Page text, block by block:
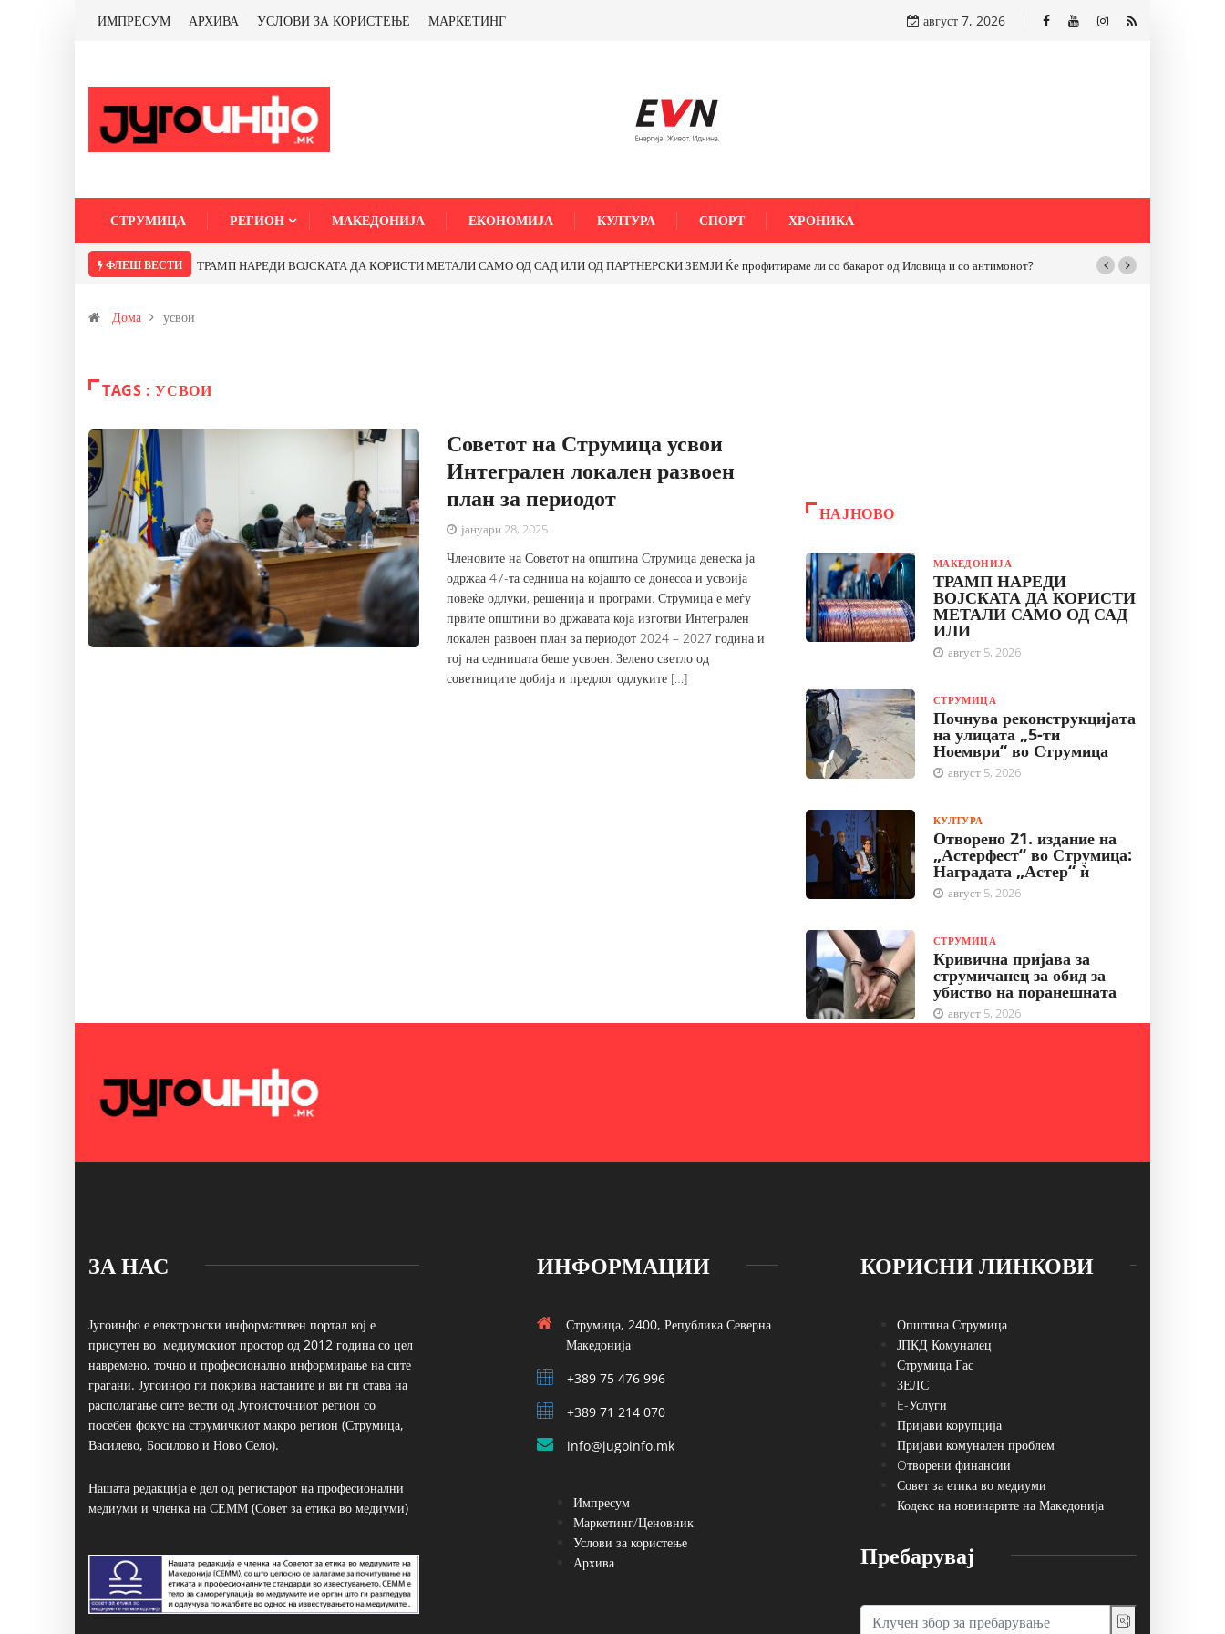
ИМПРЕСУМ АРХИВА УСЛОВИ ЗА КОРИСТЕЊЕ МАРКЕТИНГ август 7, 2026
СТРУМИЦА РЕГИОН МАКЕДОНИЈА ЕКОНОМИЈА КУЛТУРА СПОРТ ХРОНИКА
ФЛЕШ ВЕСТИ ТРАМП НАРЕДИ ВОЈСКАТА ДА КОРИСТИ МЕТАЛИ САМО ОД САД ИЛИ ОД ПАРТНЕРСКИ ЗЕМЈИ Ќе профитираме ли со бакарот од Иловица и со антимонот?
Дома усвои
TAGS : УСВОИ
Советот на Струмица усвои
Интегрален локален развоен
план за периодот
јануари 28, 2025
Членовите на Советот на општина Струмица денеска ја
одржаа 47-та седница на којашто се донесоа и усвоија
повеќе одлуки, решенија и програми. Струмица е меѓу
првите општини во државата која изготви Интегрален
локален развоен план за периодот 2024 – 2027 година и
тој на седницата беше усвоен. Зелено светло од
советниците добија и предлог одлуките […]
НАЈНОВО
МАКЕДОНИЈА
ТРАМП НАРЕДИ
ВОЈСКАТА ДА КОРИСТИ
МЕТАЛИ САМО ОД САД
ИЛИ
август 5, 2026
СТРУМИЦА
Почнува реконструкцијата
на улицата „5-ти
Ноември“ во Струмица
август 5, 2026
КУЛТУРА
Отворено 21. издание на
„Астерфест“ во Струмица:
Наградата „Астер“ ѝ
август 5, 2026
СТРУМИЦА
Кривична пријава за
струмичанец за обид за
убиство на поранешната
август 5, 2026
ЗА НАС
Југоинфо е електронски информативен портал кој е
присутен во медиумскиот простор од 2012 година со цел
навремено, точно и професионално информирање на сите
граѓани. Југоинфо ги покрива настаните и ви ги става на
располагање сите вести од Југоисточниот регион со
посебен фокус на струмичкиот макро регион (Струмица,
Василево, Босилово и Ново Село).
Нашата редакција е дел од регистарот на професионални
медиуми и членка на СЕММ (Совет за етика во медиуми)
ИНФОРМАЦИИ
Струмица, 2400, Република Северна
Македонија
+389 75 476 996
+389 71 214 070
info@jugoinfo.mk
Импресум
Маркетинг/Ценовник
Услови за користење
Архива
КОРИСНИ ЛИНКОВИ
Општина Струмица
ЈПКД Комуналец
Струмица Гас
ЗЕЛС
E-Услуги
Пријави корупција
Пријави комунален проблем
Oтворени финансии
Совет за етика во медиуми
Кодекс на новинарите на Македонија
Пребарувај